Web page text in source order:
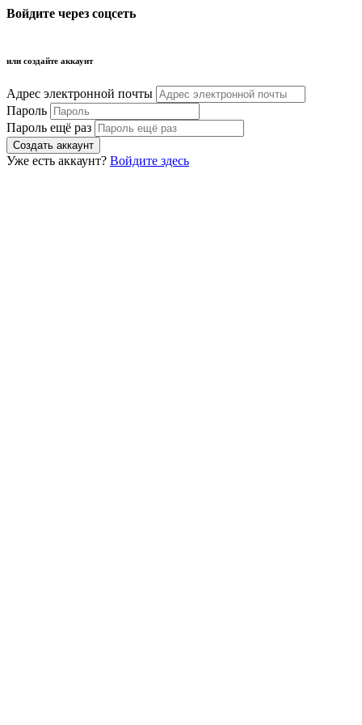
Войдите через соцсеть
или создайте аккаунт
Адрес электронной почты
Пароль
Пароль ещё раз
Уже есть аккаунт? Войдите здесь